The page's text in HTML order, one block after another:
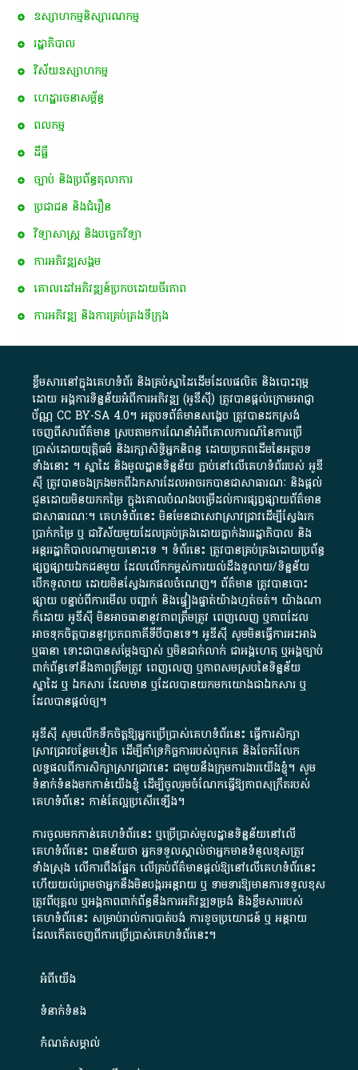
ឧស្សាហកម្មនិស្សារណកម្ម
រដ្ឋាភិបាល
វិស័យឧស្សាហកម្ម
ហេដ្ឋារចនាសម្ព័ន្ធ
ពល​កម្ម
ដីធ្លី
ច្បាប់ និងប្រព័ន្ធតុលាការ
ប្រជាជន និងជំរឿន
វិទ្យាសាស្ត្រ និងបច្ចេកវិទ្យា
ការ​អភិវឌ្ឍ​សង្គម
គោលដៅ​អភិវឌ្ឍន៍​ប្រកបដោយ​ចីរភាព
ការអភិវឌ្ឍ និងការគ្រប់គ្រងទីក្រុង
ខ្លឹមសារ​នៅ​ក្នុង​គេហទំព័រ និង​គ្រប់​ស្នា​ដៃ​ដើម​ដែល​ផលិត​ និង​បោះពុម្ព​
ដោយ​ អង្គការ​ទិន្នន័យ​អំពី​ការអភិវឌ្ឍ​​ (អូ​ឌី​ស៊ី)​ ត្រូវ​បាន​ផ្តល់​ក្រោម​អាជ្ញា
ប័ណ្ណ​CC BY-SA 4.0។​ អត្ថបទ​ព័ត៌មាន​សង្ខេប​ ត្រូវ​បាន​ដកស្រង់​
ចេញពី​សារព័ត៌មាន ស្របតាមការ​ណែនាំ​អំពី​គោលការណ៍​នៃ​ការ​ប្រើ
ប្រាស់​ដោយ​យុត្តិធម៌​ និង​រក្សាសិទ្ធិអ្នកនិពន្ធ ដោយ​ប្រភពដើម​នៃ​​អត្ថបទ
ទាំង​នោះ​ ។​ ស្នាដៃ​ និង​មូលដ្ឋាន​ទិន្នន័យ ​ភ្ជាប់​នៅ​លើ​គេហទំព័រ​របស់​ អូ​ឌី​
ស៊ី​ ត្រូវ​បាន​ចងក្រង​មក​ពី​ឯកសារ​ដែល​អាច​រក​បានជា​សាធារណៈ​ និង​ផ្តល់​
ជូន​ដោយ​មិន​យក​កម្រៃ​ ក្នុង​គោលបំណង​បម្រើ​ដល់ការ​ផ្សព្វផ្សាយ​ព័ត៌មាន​
ជា​សាធារណៈ​។​ គេហទំព័រ​នេះ​ មិនមែន​ជា​សេវា​ស្រាវជ្រាវ​ដើម្បី​ស្វែងរក
ប្រាក់​កម្រៃ​ ឬ​ ជា​វិស័យ​មួយ​ដែល​គ្រប់គ្រង​ដោយ​ភ្នាក់ងារ​រដ្ឋាភិបាល​ និង ​
អន្តររដ្ឋាភិបាល​ណាមួយ​នោះ​ទេ ​។​ ទំព័រ​នេះ​ ត្រូវ​បាន​គ្រប់គ្រង​ដោយ​ប្រព័ន្ធ​
ផ្សព្វផ្សាយ​ឯកជន​មួយ​ ដែល​លើកកម្ពស់​ការ​យល់​ដឹង​ទូលាយ​/​ទិន្នន័យ​
បើក​ទូលាយ​ ដោយ​មិនស្វែង​រក​ផល​ចំណេញ​។​ ព័ត៌មាន​ ត្រូវ​បាន​បោះ
ផ្សាយ​ បន្ទាប់​ពី​ការ​មើល​ បញ្ជាក់​ និង​ផ្ទៀងផ្ទាត់​យ៉ាង​ហ្មត់ចត់​។​ យ៉ាងណា​
ក៏​ដោយ​ អូ​ឌី​ស៊ី​ មិន​អាច​ធានា​នូវ​ភាព​ត្រឹមត្រូវ​ ពេញលេញ​ ឬ​ភាព​ដែល​
អាច​ទុកចិត្ត​បាននូវ​ប្រភព​ភាគី​ទី​បី​បាន​ទេ​។​ អូ​ឌី​ស៊ី​ សូម​មិន​ធ្វើការ​អះអាង​
ឬ​ធានា​ ទោះជា​បាន​សម្តែង​ច្បាស់​ ឬ​មិន​ជាក់លាក់​ ជា​អង្គហេតុ​ ឬ​អង្គច្បាប់​
ពាក់ព័ន្ធ​ទៅ​នឹង​ភាព​ត្រឹមត្រូវ​ ពេញលេញ​ ឬ​ភាព​សម​ស្រប​នៃ​ទិន្នន័យ​
ស្នាដៃ​ ឬ​ ឯកសារ​ ដែល​មាន​ ឬ​ដែល​បាន​យក​មក​យោង​ជា​ឯកសារ​ ឬ​
ដែល​បាន​ផ្តល់​ឲ្យ​។
អូឌីស៊ី សូមលើកទឹកចិត្តឱ្យអ្នកប្រើប្រាស់គេហទំព័រនេះ ធ្វើការសិក្សា
ស្រាវជ្រាវបន្ថែមទៀត ដើម្បីគាំទ្រកិច្ចការ​របស់ពួកគេ និងចែករំលែក
លទ្ធផលពីការសិក្សាស្រាវជ្រាវនេះ ជាមួយនឹងក្រុមការងារយើងខ្ញុំ។ សូម
ទំនាក់ទំនងមកកាន់យើងខ្ញុំ ដើម្បីចូលរួមចំណែកធ្វើឱ្យភាពសុក្រឹតរបស់
គេហទំព័នេះ កាន់តែល្អប្រសើរឡើង។
ការចូលមកកាន់គេហទំព័រនេះ ឬប្រើប្រាស់មូលដ្ឋានទិន្នន័យនៅលើ
គេហទំព័រនេះ បានន័យថា អ្នកទទួលស្គាល់ថាអ្នកមានទំនួលខុសត្រូវ
ទាំងស្រុង លើការពឹងផ្អែក លើគ្រប់ព័ត៌មានផ្តល់ឱ្យនៅលើគេហទំព័រនេះ
ហើយយល់ព្រមថាអ្នកនឹងមិនបង្ករអន្តរាយ ឬ ទាមទារ​ឱ្យមានការទទួលខុស​
ត្រូវពីបុគ្គល ឬអង្គភាពពាក់ព័ន្ធនឹងការអភិវឌ្ឍទម្រង់ និងខ្លឹមសាររបស់
គេហទំព័រនេះ សម្រាប់រាល់ការបាត់បង់ ការខូចប្រយោជន៍ ឬ អន្តរាយ
ដែលកើតចេញពីការប្រើប្រាស់គេហទំព័រនេះ។
អំពី​យើង​
ទំនាក់ទំនង
កំណត់សម្គាល់